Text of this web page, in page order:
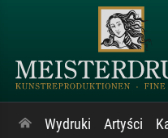
Wydruki Artyści